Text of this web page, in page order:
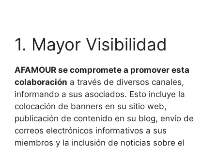
1. Mayor Visibilidad
AFAMOUR se compromete a promover esta
colaboración a través de diversos canales,
informando a sus asociados. Esto incluye la
colocación de banners en su sitio web,
publicación de contenido en su blog, envío de
correos electrónicos informativos a sus
miembros y la inclusión de noticias sobre el